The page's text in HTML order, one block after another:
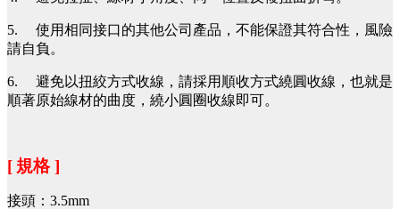
5.
使用相同接口的其他公司產品，不能保證其符合性，風險
請自負。
6.
避免以扭絞方式收線，請採用順收方式繞圓收線，也就是
順著原始線材的曲度，繞小圓圈收線即可。
[ 規格 ]
接頭：3.5mm